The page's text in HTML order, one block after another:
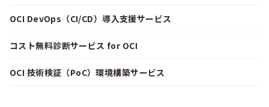
OCI DevOps（CI/CD）導入支援サービス
コスト無料診断サービス for OCI
OCI 技術検証（PoC）環境構築サービス